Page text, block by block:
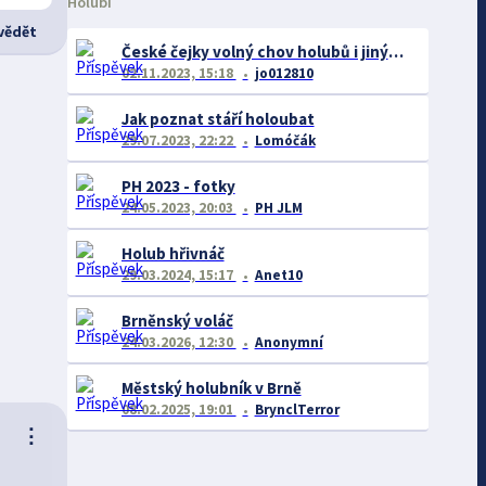
⋮
České čejky volný chov holubů i jiných plemen
02.11.2023, 15:18 jo012810
Jak poznat stáří holoubat
29.07.2023, 22:22 Lomóčák
PH 2023 - fotky
24.05.2023, 20:03 PH JLM
Holub hřivnáč
29.03.2024, 15:17 Anet10
Brněnský voláč
24.03.2026, 12:30 Anonymní
Městský holubník v Brně
08.02.2025, 19:01 BrynclTerror